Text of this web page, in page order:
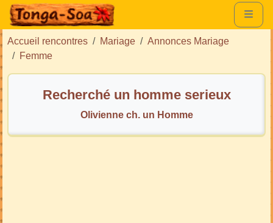
Accueil rencontres Mariage
Annonces Mariage
Femme
Recherché un homme serieux
Olivienne ch. un Homme